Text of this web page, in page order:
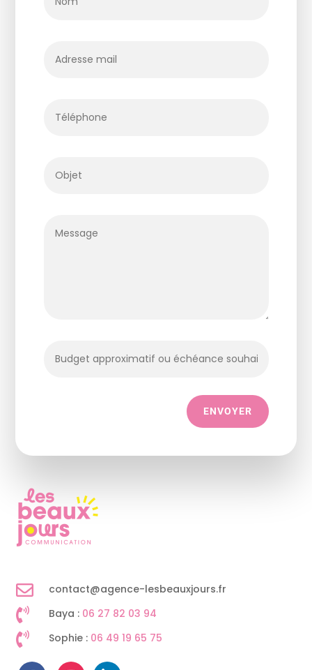
ENVOYER
 contact@agence-lesbeauxjours.fr
 Baya : 06 27 82 03 94
 Sophie : 06 49 19 65 75